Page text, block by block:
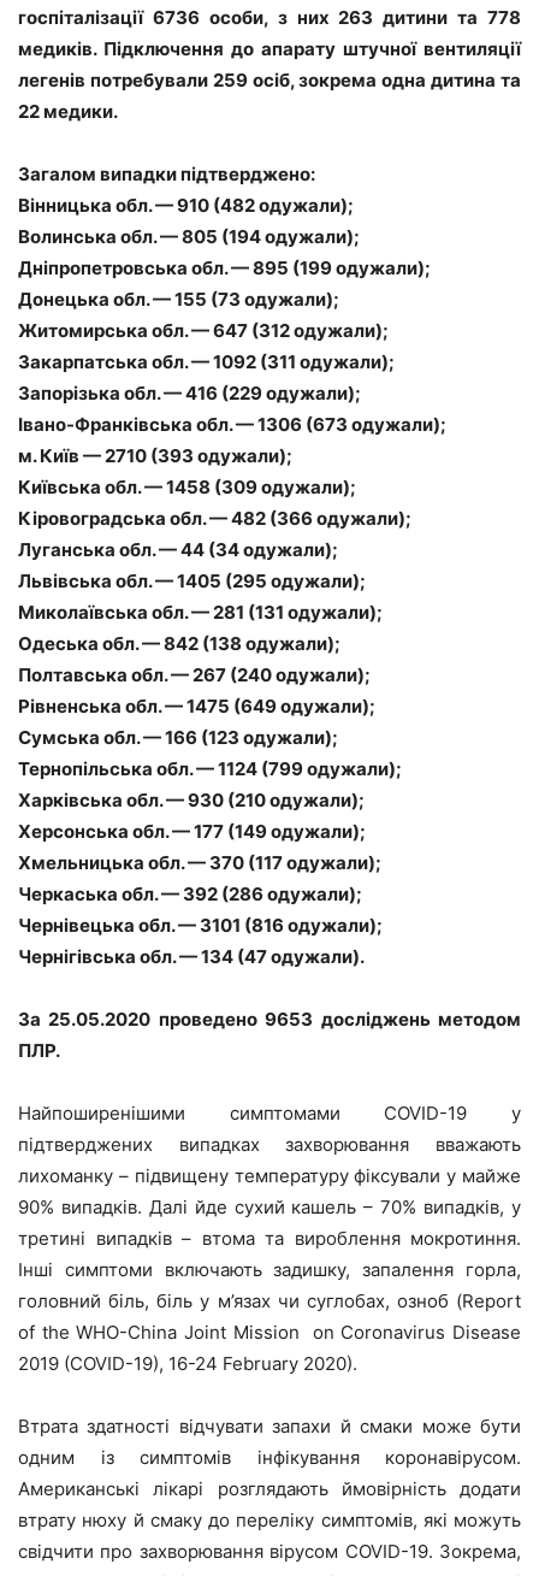
госпіталізації 6736 особи, з них 263 дитини та 778
медиків. Підключення до апарату штучної вентиляції
легенів потребували 259 осіб, зокрема одна дитина та
22 медики.
Загалом випадки підтверджено:
Вінницька обл. — 910 (482 одужали);
Волинська обл. — 805 (194 одужали);
Дніпропетровська обл. — 895 (199 одужали);
Донецька обл. — 155 (73 одужали);
Житомирська обл. — 647 (312 одужали);
Закарпатська обл. — 1092 (311 одужали);
Запорізька обл. — 416 (229 одужали);
Івано-Франківська обл. — 1306 (673 одужали);
м. Київ — 2710 (393 одужали);
Київська обл. — 1458 (309 одужали);
Кіровоградська обл. — 482 (366 одужали);
Луганська обл. — 44 (34 одужали);
Львівська обл. — 1405 (295 одужали);
Миколаївська обл. — 281 (131 одужали);
Одеська обл. — 842 (138 одужали);
Полтавська обл. — 267 (240 одужали);
Рівненська обл. — 1475 (649 одужали);
Сумська обл. — 166 (123 одужали);
Тернопільська обл. — 1124 (799 одужали);
Харківська обл. — 930 (210 одужали);
Херсонська обл. — 177 (149 одужали);
Хмельницька обл. — 370 (117 одужали);
Черкаська обл. — 392 (286 одужали);
Чернівецька обл. — 3101 (816 одужали);
Чернігівська обл. — 134 (47 одужали).
За 25.05.2020 проведено 9653 досліджень методом
ПЛР.
Найпоширенішими симптомами COVID-19 у
підтверджених випадках захворювання вважають
лихоманку – підвищену температуру фіксували у майже
90% випадків. Далі йде сухий кашель – 70% випадків, у
третині випадків – втома та вироблення мокротиння.
Інші симптоми включають задишку, запалення горла,
головний біль, біль у м’язах чи суглобах, озноб (Report
of the WHO-China Joint Mission on Coronavirus Disease
2019 (COVID-19), 16-24 February 2020).
Втрата здатності відчувати запахи й смаки може бути
одним із симптомів інфікування коронавірусом.
Американські лікарі розглядають ймовірність додати
втрату нюху й смаку до переліку симптомів, які можуть
свідчити про захворювання вірусом COVID-19. Зокрема,